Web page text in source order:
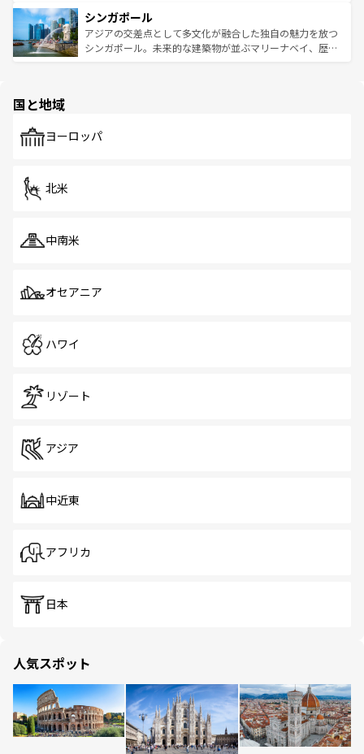
参照してほしい。
激する。気候は一年中温暖で、どの季節にも異なる楽しみ
が待っている。親しみやすいタイの人々、仏教を中心とし
た文化、そして多様な観光資源が、訪れる旅人を魅了し続
み、どこを訪れても感動するはず。観光スポットが密集し
ており、効率よく見どころを回れるのも魅力。息をのむよ
うな絶景から文化的な体験まで、香港を存分に楽しみ尽く
シンガポール
アジアの交差点として多文化が融合した独自の魅力を放つ
シンガポール。未来的な建築物が並ぶマリーナベイ、歴史
で、ホーカーズは地元の風情を楽しめる外せないスポット
国と地域
ヨーロッパ
北米
中南米
オセアニア
ハワイ
リゾート
アジア
中近東
アフリカ
日本
人気スポット